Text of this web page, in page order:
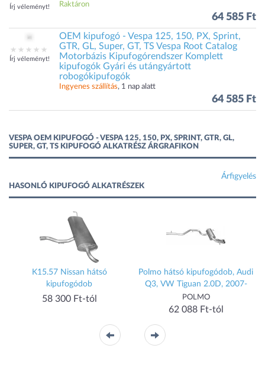
Írj véleményt! Raktáron
64 585 Ft
Írj véleményt!
OEM kipufogó - Vespa 125, 150, PX, Sprint,
GTR, GL, Super, GT, TS Vespa Root Catalog
Motorbázis Kipufogórendszer Komplett
kipufogók Gyári és utángyártott
robogókipufogók
Ingyenes szállítás, 1 nap alatt
64 585 Ft
VESPA OEM KIPUFOGÓ - VESPA 125, 150, PX, SPRINT, GTR, GL,
SUPER, GT, TS KIPUFOGÓ ALKATRÉSZ ÁRGRAFIKON
Árfigyelés
HASONLÓ KIPUFOGÓ ALKATRÉSZEK
K15.57 Nissan hátsó
kipufogódob
58 300 Ft-tól
Polmo hátsó kipufogódob, Audi
Q3, VW Tiguan 2.0D, 2007-
POLMO
62 088 Ft-tól